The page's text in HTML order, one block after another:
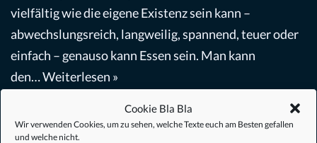
Cookie Bla Bla
Wir verwenden Cookies, um zu sehen, welche Texte euch am Besten gefallen
und welche nicht.
vielfältig wie die eigene Existenz sein kann –
abwechslungsreich, langweilig, spannend, teuer oder
einfach – genauso kann Essen sein. Man kann
den…Weiterlesen »